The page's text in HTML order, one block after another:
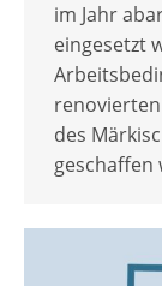
im Jahr
eingesetzt
des
geschaffen